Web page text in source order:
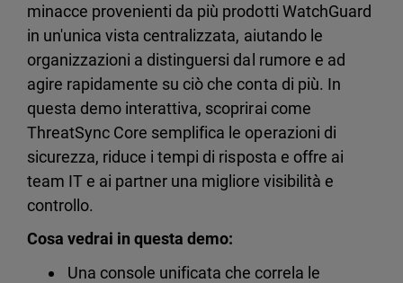
minacce provenienti da più prodotti WatchGuard
in un'unica vista centralizzata, aiutando le
organizzazioni a distinguersi dal rumore e ad
agire rapidamente su ciò che conta di più. In
questa demo interattiva, scoprirai come
ThreatSync Core semplifica le operazioni di
sicurezza, riduce i tempi di risposta e offre ai
team IT e ai partner una migliore visibilità e
controllo.
Cosa vedrai in questa demo:
Una console unificata che correla le